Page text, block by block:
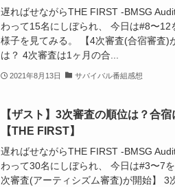
遅ればせながらTHE FIRST -BMSG
わって15名にしぼられ、 今日は#8〜
様子を見てみる。 【4次審査(合宿審査)
は？ 4次審査は1ヶ月の合...
2021年8月13日 サバイバル番組感想
【ザスト】3次審査の順位は？合
【THE FIRST】
遅ればせながらTHE FIRST -BMSG
わって30名にしぼられ、 今日は#3〜7
次審査(アーティシズム審査)が開始】 3